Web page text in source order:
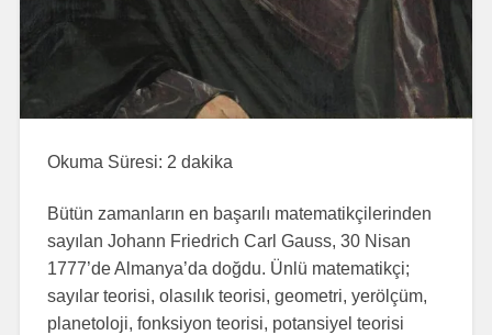
Okuma Süresi: 2 dakika
Bütün zamanların en başarılı matematikçilerinden
sayılan Johann Friedrich Carl Gauss, 30 Nisan
1777’de Almanya’da doğdu. Ünlü matematikçi;
sayılar teorisi, olasılık teorisi, geometri, yerölçüm,
planetoloji, fonksiyon teorisi, potansiyel teorisi